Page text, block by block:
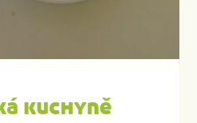
kuchyně